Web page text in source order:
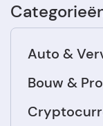
Auto &
Bouw &